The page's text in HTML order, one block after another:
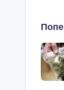
по